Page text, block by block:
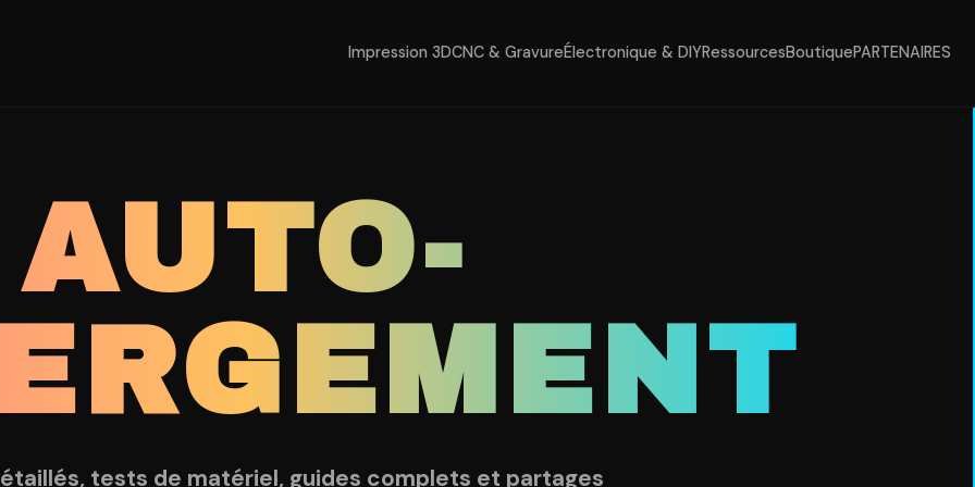
Impression 3DCNC & GravureÉlectronique & DIYRessourcesBoutiquePARTENAIRES
AUTO-
tests de matériel, guides complets et partages